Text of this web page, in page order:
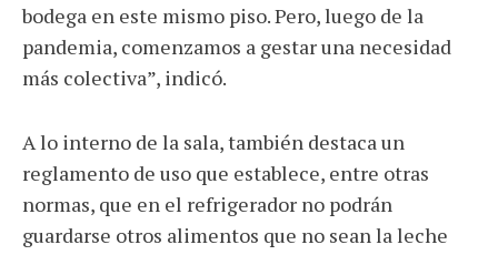
bodega en este mismo piso. Pero, luego de la
pandemia, comenzamos a gestar una necesidad
más colectiva”, indicó.
A lo interno de la sala, también destaca un
reglamento de uso que establece, entre otras
normas, que en el refrigerador no podrán
guardarse otros alimentos que no sean la leche